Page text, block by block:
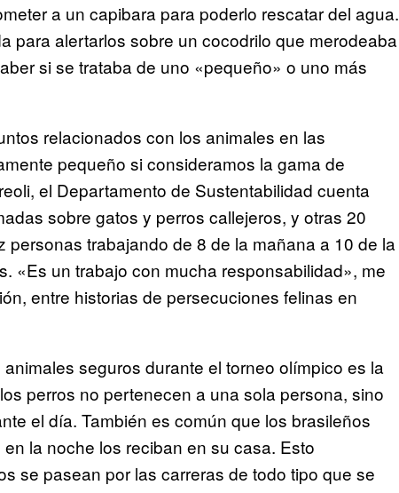
a un capibara para poderlo rescatar del agua.
para alertarlos sobre un cocodrilo que merodeaba
si se trataba de uno «pequeño» o uno más
relacionados con los animales en las
pequeño si consideramos la gama de
el Departamento de Sustentabilidad cuenta
sobre gatos y perros callejeros, y otras 20
personas trabajando de 8 de la mañana a 10 de la
«Es un trabajo con mucha responsabilidad», me
entre historias de persecuciones felinas en
seguros durante el torneo olímpico es la
perros no pertenecen a una sola persona, sino
el día. También es común que los brasileños
la noche los reciban en su casa. Esto
se pasean por las carreras de todo tipo que se